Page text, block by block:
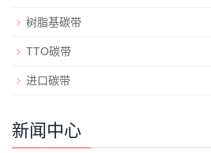
树脂基碳带
TTO碳带
进口碳带
新闻中心